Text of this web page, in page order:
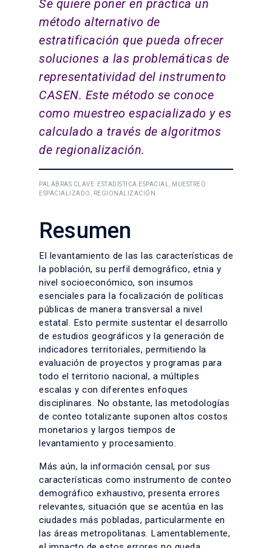
Se quiere poner en práctica un
método alternativo de
estratificación que pueda ofrecer
soluciones a las problemáticas de
representatividad del instrumento
CASEN. Este método se conoce
como muestreo espacializado y es
calculado a través de algoritmos
de regionalización.
PALABRAS CLAVE: ESTADÍSTICA ESPACIAL, MUESTREO
ESPACIALIZADO, REGIONALIZACIÓN.
Resumen
El levantamiento de las las características de
la población, su perfil demográfico, etnia y
nivel socioeconómico, son insumos
esenciales para la focalización de políticas
públicas de manera transversal a nivel
estatal. Esto permite sustentar el desarrollo
de estudios geográficos y la generación de
indicadores territoriales, permitiendo la
evaluación de proyectos y programas para
todo el territorio nacional, a múltiples
escalas y con diferentes enfoques
disciplinares. No obstante, las metodologías
de conteo totalizante suponen altos costos
monetarios y largos tiempos de
levantamiento y procesamiento.
Más aún, la información censal, por sus
características como instrumento de conteo
demográfico exhaustivo, presenta errores
relevantes, situación que se acentúa en las
ciudades más pobladas, particularmente en
las áreas metropolitanas. Lamentablemente,